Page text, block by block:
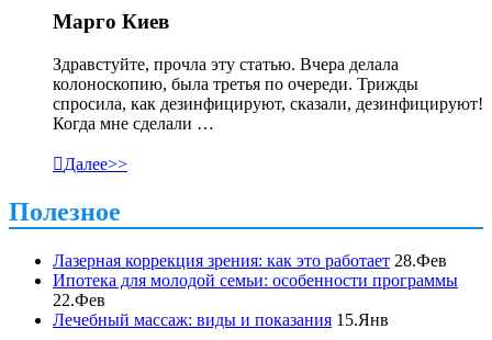
Марго Киев
Здравстуйте, прочла эту статью. Вчера делала
колоноскопию, была третья по очереди. Трижды
спросила, как дезинфицируют, сказали, дезинфицируют!
Когда мне сделали …
Далее>>
Полезное
Лазерная коррекция зрения: как это работает 28.Фев
Ипотека для молодой семьи: особенности программы
22.Фев
Лечебный массаж: виды и показания 15.Янв